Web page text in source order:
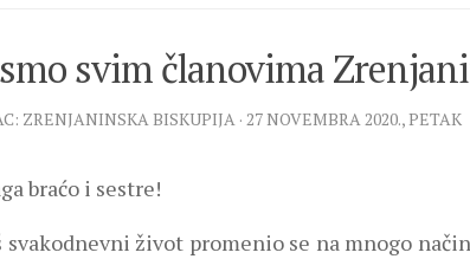
svim članovima
ZRENJANINSKA BISKUPIJA · 27 NOVEMBRA 2020., PETAK
braćo i sestre!
svakodnevni život promenio se na mnogo